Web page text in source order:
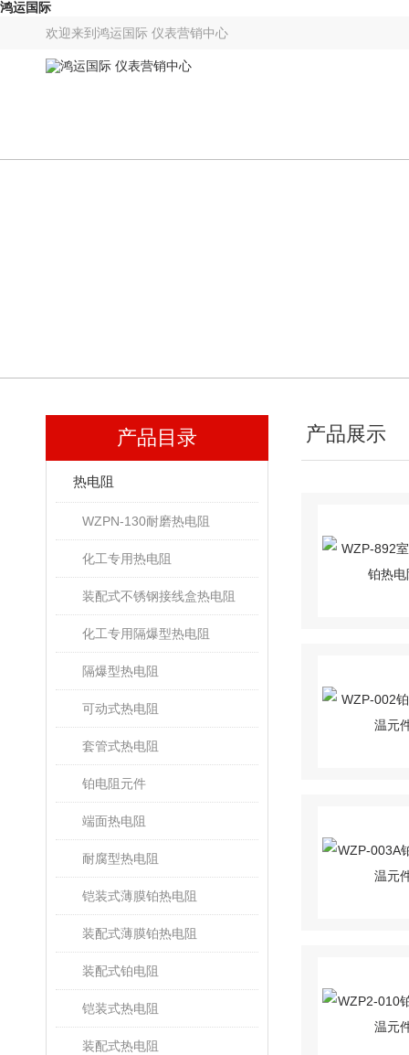
鸿运国际
欢迎来到 鸿运国际 仪表营销中心
产品目录
热电阻
WZPN-130耐磨热电阻
化工专用热电阻
装配式不锈钢接线盒热电阻
化工专用隔爆型热电阻
隔爆型热电阻
可动式热电阻
套管式热电阻
铂电阻元件
端面热电阻
耐腐型热电阻
铠装式薄膜铂热电阻
装配式薄膜铂热电阻
装配式铂电阻
铠装式热电阻
装配式热电阻
产品展示